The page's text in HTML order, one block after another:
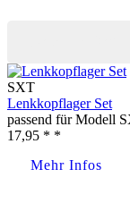
SXT
Lenkkopflager Set
passend für Modell
17,95 * *
Mehr Infos